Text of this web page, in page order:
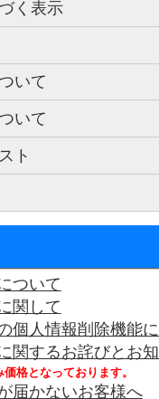
く表示
いて
いて
ト
ついて
関して
個人情報削除機能
するお詫びとお知
格となっております。
届かないお客様へ